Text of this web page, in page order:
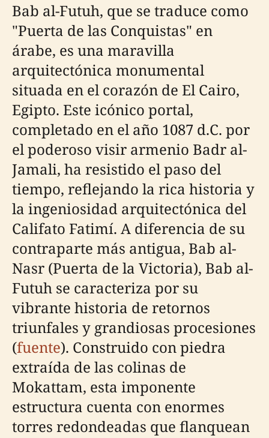
Bab al-Futuh, que se traduce como
"Puerta de las Conquistas" en
árabe, es una maravilla
arquitectónica monumental
situada en el corazón de El Cairo,
Egipto. Este icónico portal,
completado en el año 1087 d.C. por
el poderoso visir armenio Badr al-
Jamali, ha resistido el paso del
tiempo, reflejando la rica historia y
la ingeniosidad arquitectónica del
Califato Fatimí. A diferencia de su
contraparte más antigua, Bab al-
Nasr (Puerta de la Victoria), Bab al-
Futuh se caracteriza por su
vibrante historia de retornos
triunfales y grandiosas procesiones
(fuente). Construido con piedra
extraída de las colinas de
Mokattam, esta imponente
estructura cuenta con enormes
torres redondeadas que flanquean